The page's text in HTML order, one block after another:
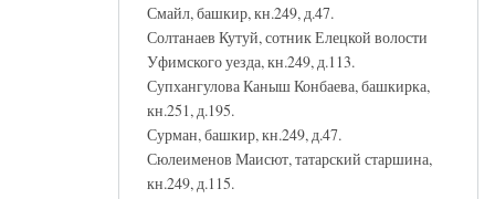
Смайл, башкир, кн.249, д.47.
Солтанаев Кутуй, сотник Елецкой волости
Уфимского уезда, кн.249, д.113.
Супхангулова Каныш Конбаева, башкирка,
кн.251, д.195.
Сурман, башкир, кн.249, д.47.
Сюлеименов Маисют, татарский старшина,
кн.249, д.115.